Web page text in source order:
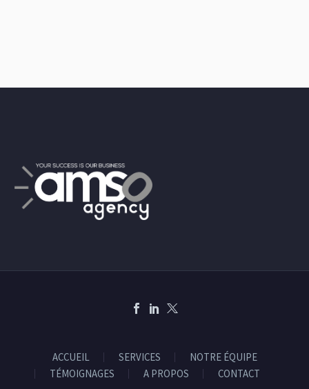
ACCUEIL SERVICES
NOTRE ÉQUIPE
TÉMOIGNAGES
A PROPOS CONTACT